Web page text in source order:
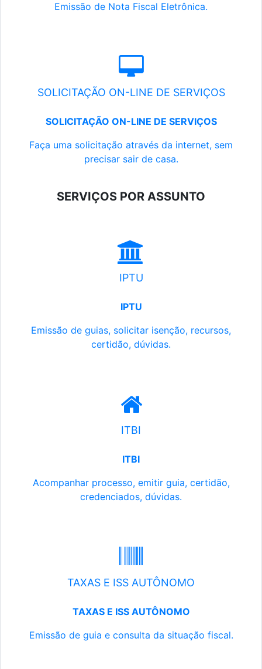
Emissão de Nota Fiscal Eletrônica.
SOLICITAÇÃO ON-LINE DE SERVIÇOS
SOLICITAÇÃO ON-LINE DE SERVIÇOS
Faça uma solicitação através da internet, sem
precisar sair de casa.
SERVIÇOS POR ASSUNTO
IPTU
IPTU
Emissão de guias, solicitar isenção, recursos,
certidão, dúvidas.
ITBI
ITBI
Acompanhar processo, emitir guia, certidão,
credenciados, dúvidas.
TAXAS E ISS AUTÔNOMO
TAXAS E ISS AUTÔNOMO
Emissão de guia e consulta da situação fiscal.